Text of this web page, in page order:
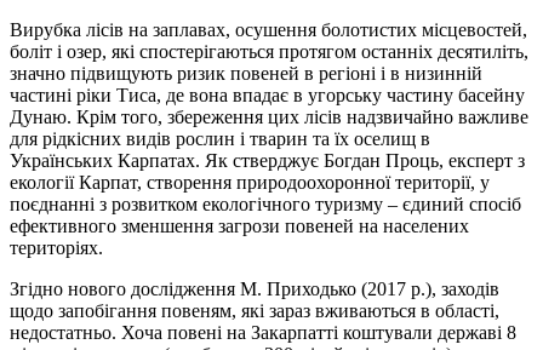
Вирубка лісів на заплавах, осушення болотистих місцевостей,
боліт і озер, які спостерігаються протягом останніх десятиліть,
значно підвищують ризик повеней в регіоні і в низинній
частині ріки Тиса, де вона впадає в угорську частину басейну
Дунаю. Крім того, збереження цих лісів надзвичайно важливе
для рідкісних видів рослин і тварин та їх оселищ в
Українських Карпатах. Як стверджує Богдан Проць, експерт з
екології Карпат, створення природоохоронної території, у
поєднанні з розвитком екологічного туризму – єдиний спосіб
ефективного зменшення загрози повеней на населених
територіях.
Згідно нового дослідження М. Приходько (2017 р.), заходів
щодо запобігання повеням, які зараз вживаються в області,
недостатньо. Хоча повені на Закарпатті коштували державі 8